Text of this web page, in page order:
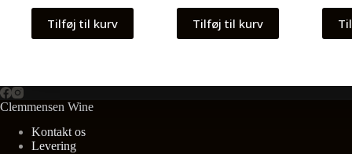
Tilføj til kurv Tilføj til kurv
Clemmensen Wine
Kontakt os
Levering